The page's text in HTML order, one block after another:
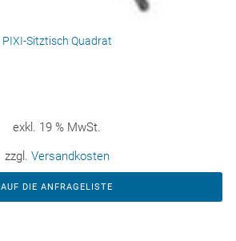
PIXI-Sitztisch Quadrat
exkl. 19 % MwSt.
zzgl. Versandkosten
AUF DIE ANFRAGELISTE